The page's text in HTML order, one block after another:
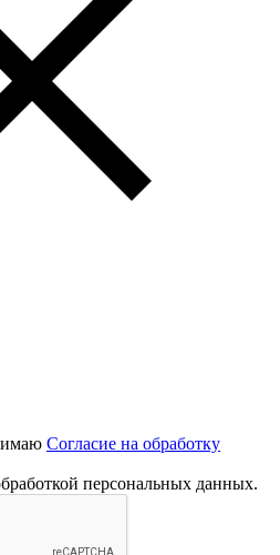
Согласие на обработку
персональных данных.